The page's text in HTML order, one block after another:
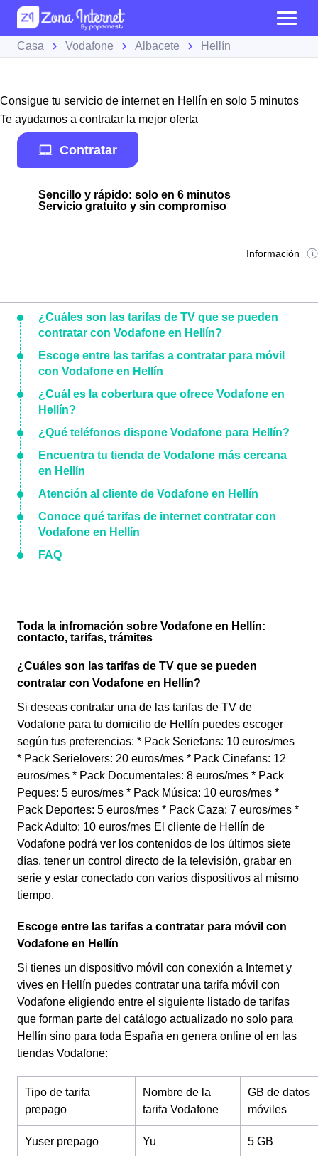
Casa Vodafone Albacete Hellín
Consigue tu servicio de internet en Hellín en solo 5 minutos
Te ayudamos a contratar la mejor oferta
Contratar
Sencillo y rápido: solo en 6 minutos
Servicio gratuito y sin compromiso
Información
¿Cuáles son las tarifas de TV que se pueden
contratar con Vodafone en Hellín?
Escoge entre las tarifas a contratar para móvil
con Vodafone en Hellín
¿Cuál es la cobertura que ofrece Vodafone en
Hellín?
¿Qué teléfonos dispone Vodafone para Hellín?
Encuentra tu tienda de Vodafone más cercana
en Hellín
Atención al cliente de Vodafone en Hellín
Conoce qué tarifas de internet contratar con
Vodafone en Hellín
FAQ
Toda la infromación sobre Vodafone en Hellín:
contacto, tarifas, trámites
¿Cuáles son las tarifas de TV que se pueden
contratar con Vodafone en Hellín?
Si deseas contratar una de las tarifas de TV de
Vodafone para tu domicilio de Hellín puedes escoger
según tus preferencias: * Pack Seriefans: 10 euros/mes
* Pack Serielovers: 20 euros/mes * Pack Cinefans: 12
euros/mes * Pack Documentales: 8 euros/mes * Pack
Peques: 5 euros/mes * Pack Música: 10 euros/mes *
Pack Deportes: 5 euros/mes * Pack Caza: 7 euros/mes *
Pack Adulto: 10 euros/mes El cliente de Hellín de
Vodafone podrá ver los contenidos de los últimos siete
días, tener un control directo de la televisión, grabar en
serie y estar conectado con varios dispositivos al mismo
tiempo.
Escoge entre las tarifas a contratar para móvil con
Vodafone en Hellín
Si tienes un dispositivo móvil con conexión a Internet y
vives en Hellín puedes contratar una tarifa móvil con
Vodafone eligiendo entre el siguiente listado de tarifas
que forman parte del catálogo actualizado no solo para
Hellín sino para toda España en genera online ol en las
tiendas Vodafone:
Tipo de tarifa
prepago
Nombre de la
tarifa Vodafone
GB de datos
móviles
Yuser prepago Yu 5 GB